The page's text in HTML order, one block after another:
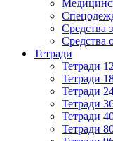
Средства
Средства
Тетради
Тетради
Тетради
Тетради
Тетради
Тетради
Тетради